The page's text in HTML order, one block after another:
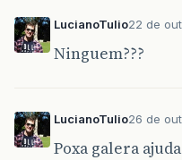
}
new
LucianoTulio22 de
Ninguem???
LucianoTulio26 de
Poxa galera